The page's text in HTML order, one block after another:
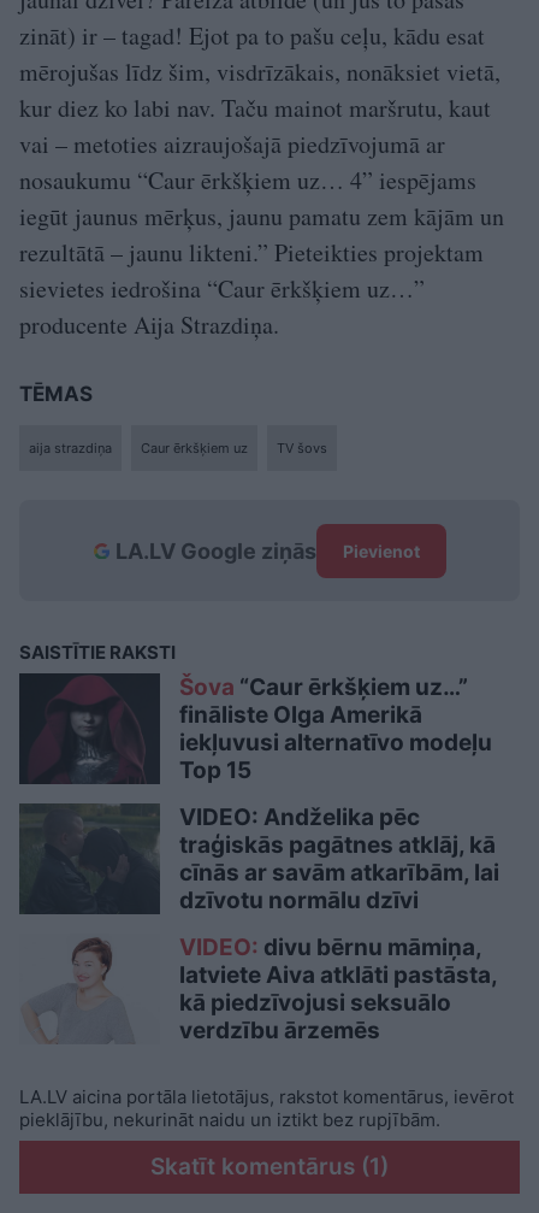
zināt) ir – tagad! Ejot pa to pašu ceļu, kādu esat
mērojušas līdz šim, visdrīzākais, nonāksiet vietā,
kur diez ko labi nav. Taču mainot maršrutu, kaut
vai – metoties aizraujošajā piedzīvojumā ar
nosaukumu “Caur ērkšķiem uz… 4” iespējams
iegūt jaunus mērķus, jaunu pamatu zem kājām un
rezultātā – jaunu likteni.” Pieteikties projektam
sievietes iedrošina “Caur ērkšķiem uz…”
producente Aija Strazdiņa.
TĒMAS
aija strazdiņa Caur ērkšķiem uz TV šovs
LA.LV Google ziņās Pievienot
SAISTĪTIE RAKSTI
Šova “Caur ērkšķiem uz…”
fināliste Olga Amerikā
iekļuvusi alternatīvo modeļu
Top 15
VIDEO: Andželika pēc
traģiskās pagātnes atklāj, kā
cīnās ar savām atkarībām, lai
dzīvotu normālu dzīvi
VIDEO: divu bērnu māmiņa,
latviete Aiva atklāti pastāsta,
kā piedzīvojusi seksuālo
verdzību ārzemēs
LA.LV aicina portāla lietotājus, rakstot komentārus, ievērot
pieklājību, nekurināt naidu un iztikt bez rupjībām.
Skatīt komentārus (1)